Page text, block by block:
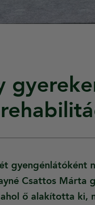
gyengénlátóként
Csattos Márta
ő alakította ki,